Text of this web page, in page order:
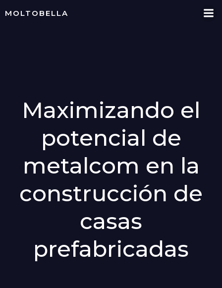
MOLTOBELLA
Maximizando el
potencial de
metalcom en la
construcción de
casas
prefabricadas